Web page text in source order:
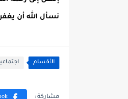
نسأل الله أن
الأقسام